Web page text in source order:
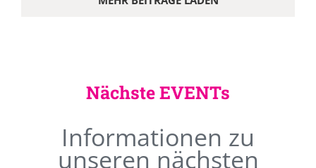
Nächste EVENTs
Informationen zu
unseren nächsten